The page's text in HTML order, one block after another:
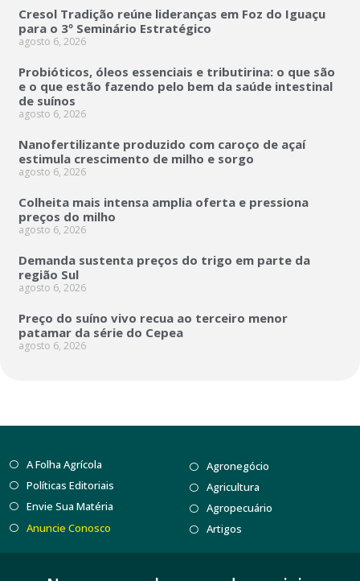
Cresol Tradição reúne lideranças em Foz do Iguaçu
para o 3º Seminário Estratégico
agosto 6, 2026
Probióticos, óleos essenciais e tributirina: o que são
e o que estão fazendo pelo bem da saúde intestinal
de suínos
agosto 6, 2026
Nanofertilizante produzido com caroço de açaí
estimula crescimento de milho e sorgo
agosto 6, 2026
Colheita mais intensa amplia oferta e pressiona
preços do milho
agosto 6, 2026
Demanda sustenta preços do trigo em parte da
região Sul
agosto 6, 2026
Preço do suíno vivo recua ao terceiro menor
patamar da série do Cepea
agosto 6, 2026
A Folha Agrícola
Políticas Editoriais
Envie Sua Matéria
Anuncie Conosco
Agronegócio
Agricultura
Agropecuário
Artigos